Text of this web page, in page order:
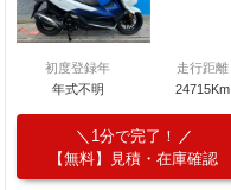
初度登録年
年式不明
走行距離
24715Km
1分で完了！
【無料】見積・在庫確認